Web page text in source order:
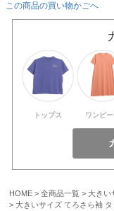
この商品の買い物かごへ
トップス ワンピー
HOME 全商品一覧 大き
大きいサイズ てろさら袖